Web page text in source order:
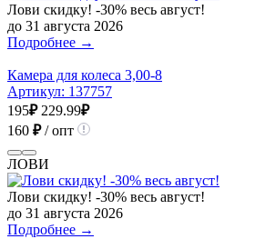
Лови скидку! -30% весь август!
до 31 августа 2026
Подробнее →
Камера для колеса 3,00-8
Артикул: 137757
195₽ 229.99₽
160 ₽/ опт
ЛОВИ
Лови скидку! -30% весь август!
до 31 августа 2026
Подробнее →